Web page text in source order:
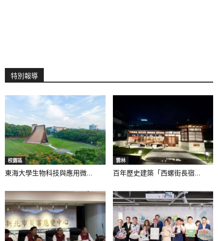
特別報導
校園區
東海大學生物科技與應用微...
雲林
百年歷史建築「西螺街長宿...